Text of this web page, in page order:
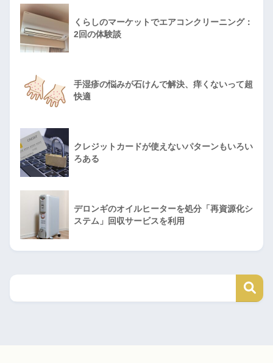
くらしのマーケットでエアコンクリーニング：
2回の体験談
手湿疹の悩みが石けんで解決、痒くないって超
快適
クレジットカードが使えないパターンもいろい
ろある
デロンギのオイルヒーターを処分「再資源化シ
ステム」回収サービスを利用